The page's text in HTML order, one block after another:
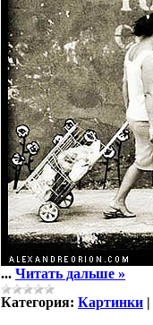
... Читать дальше »
Категория: Картинки |